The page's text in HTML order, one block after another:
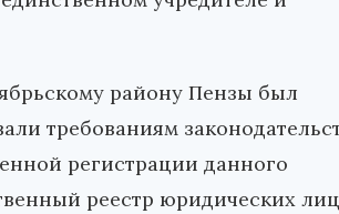
району Пензы был
требованиям
регистрации данного
реестр юридических